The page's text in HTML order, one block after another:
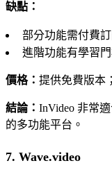
缺點：
部分功能需付費
進階功能有學習
價格： 提供免費版本
結論： InVideo 非常
的多功能平台。
7. Wave.video